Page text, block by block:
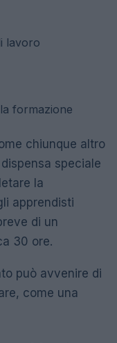
lavoro
formazione
chiunque altro
speciale
la
apprendisti
di un
30 ore.
può avvenire di
come una